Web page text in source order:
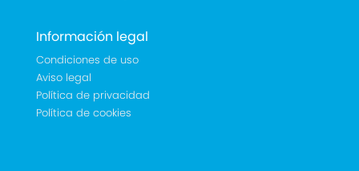
Información legal
Condiciones de uso
Aviso legal
Política de privacidad
Política de cookies